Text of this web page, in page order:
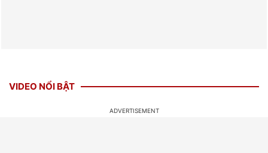
VIDEO NỔI BẬT